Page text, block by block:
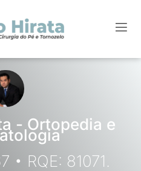
- Ortopedia e
• RQE: 81071.